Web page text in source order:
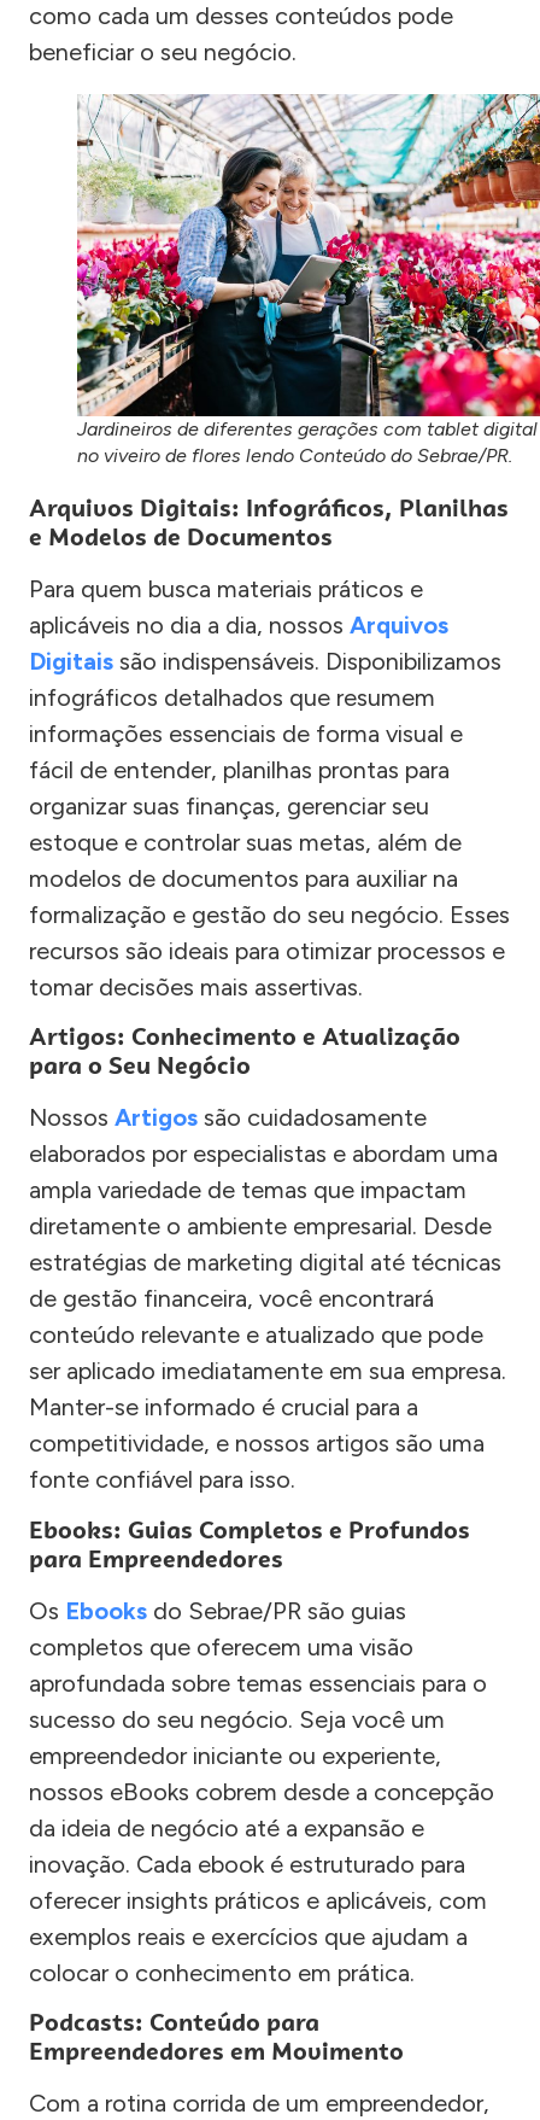
como cada um desses conteúdos pode
beneficiar o seu negócio.
Jardineiros de diferentes gerações com tablet digital
no viveiro de flores lendo Conteúdo do Sebrae/PR.
Arquivos Digitais: Infográficos, Planilhas
e Modelos de Documentos
Para quem busca materiais práticos e
aplicáveis no dia a dia, nossos Arquivos
Digitais são indispensáveis. Disponibilizamos
infográficos detalhados que resumem
informações essenciais de forma visual e
fácil de entender, planilhas prontas para
organizar suas finanças, gerenciar seu
estoque e controlar suas metas, além de
modelos de documentos para auxiliar na
formalização e gestão do seu negócio. Esses
recursos são ideais para otimizar processos e
tomar decisões mais assertivas.
Artigos: Conhecimento e Atualização
para o Seu Negócio
Nossos Artigos são cuidadosamente
elaborados por especialistas e abordam uma
ampla variedade de temas que impactam
diretamente o ambiente empresarial. Desde
estratégias de marketing digital até técnicas
de gestão financeira, você encontrará
conteúdo relevante e atualizado que pode
ser aplicado imediatamente em sua empresa.
Manter-se informado é crucial para a
competitividade, e nossos artigos são uma
fonte confiável para isso.
Ebooks: Guias Completos e Profundos
para Empreendedores
Os Ebooks do Sebrae/PR são guias
completos que oferecem uma visão
aprofundada sobre temas essenciais para o
sucesso do seu negócio. Seja você um
empreendedor iniciante ou experiente,
nossos eBooks cobrem desde a concepção
da ideia de negócio até a expansão e
inovação. Cada ebook é estruturado para
oferecer insights práticos e aplicáveis, com
exemplos reais e exercícios que ajudam a
colocar o conhecimento em prática.
Podcasts: Conteúdo para
Empreendedores em Movimento
Com a rotina corrida de um empreendedor,